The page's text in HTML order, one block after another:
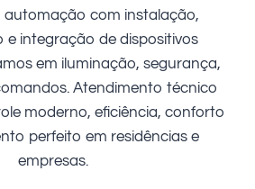
automação com instalação,
e integração de dispositivos
em iluminação, segurança,
Atendimento técnico
moderno, eficiência, conforto
perfeito em residências e
empresas.